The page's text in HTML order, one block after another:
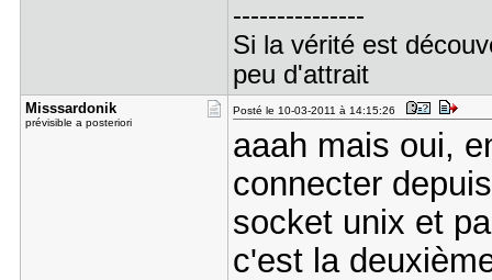
---------------
Si la vérité est
peu d'attrait
Misssardon​ik
prévisible a posteriori
Posté le 10-03-2011 à 14:15:26
aaah mais oui,
connecter
socket unix et
c'est la